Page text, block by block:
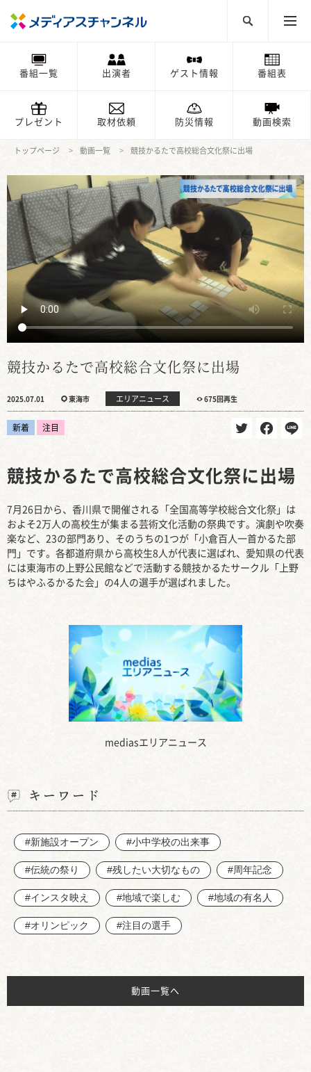
番組一覧 出演者 ゲスト情報 番組表
プレゼント 取材依頼 防災情報 動画検索
トップページ 動画一覧 競技かるたで高校総合文化祭に出場
競技かるたで高校総合文化祭に出場
2025.07.01 東海市 エリアニュース 675回再生
新着 注目
mediasエリアニュース
競技かるたで高校総合文化祭に出場
7月26日から、香川県で開催される「全国高等学校総合文化祭」は
およそ2万人の高校生が集まる芸術文化活動の祭典です。演劇や吹奏
楽など、23の部門あり、そのうちの1つが「小倉百人一首かるた部
門」です。各都道府県から高校生8人が代表に選ばれ、愛知県の代表
には東海市の上野公民館などで活動する競技かるたサークル「上野
ちはやふるかるた会」の4人の選手が選ばれました。
キーワード
#新施設オープン #小中学校の出来事
#伝統の祭り #残したい大切なもの #周年記念
#インスタ映え #地域で楽しむ #地域の有名人
#オリンピック #注目の選手
動画一覧へ